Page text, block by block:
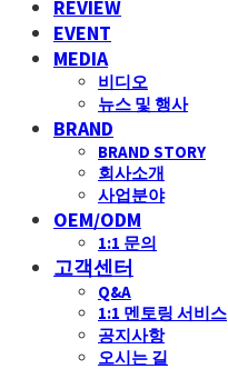
REVIEW
EVENT
MEDIA
비디오
뉴스 및 행사
BRAND
BRAND STORY
회사소개
사업분야
OEM/ODM
1:1 문의
고객센터
Q&A
1:1 멘토링 서비스
공지사항
오시는 길